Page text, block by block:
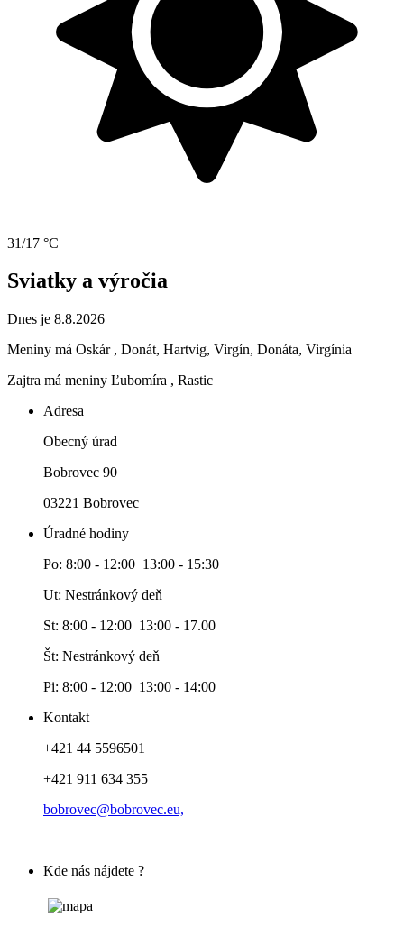
31/17 °C
Sviatky a výročia
Dnes je 8.8.2026
Meniny má Oskár , Donát, Hartvig, Virgín, Donáta, Virgínia
Zajtra má meniny Ľubomíra , Rastic
Adresa
Obecný úrad
Bobrovec 90
03221 Bobrovec
Úradné hodiny
Po: 8:00 - 12:00 13:00 - 15:30
Ut: Nestránkový deň
St: 8:00 - 12:00 13:00 - 17.00
Št: Nestránkový deň
Pi: 8:00 - 12:00 13:00 - 14:00
Kontakt
+421 44 5596501
+421 911 634 355
bobrovec@bobrovec.eu,
Kde nás nájdete ?